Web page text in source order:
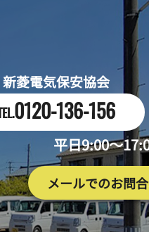
新菱電気保安協会
0120-136-156
平日9:00～
メールでのお問